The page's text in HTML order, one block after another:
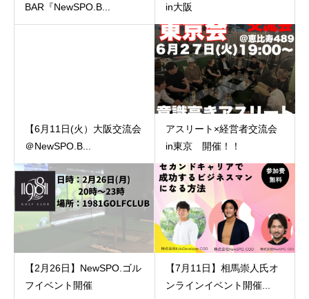
BAR『NewSPO.B...
in大阪
【6月11日(火）大阪交流会
＠NewSPO.B...
アスリート×経営者交流会
in東京 開催！！
【2月26日】NewSPO.ゴル
フイベント開催
【7月11日】相馬崇人氏オ
ンラインイベント開催...